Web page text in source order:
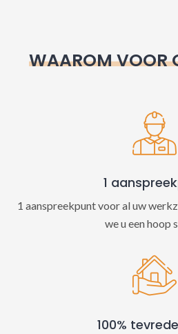
WAAROM VOOR
1
1 aanspreekpunt voor al uw
we u een hoop
100%